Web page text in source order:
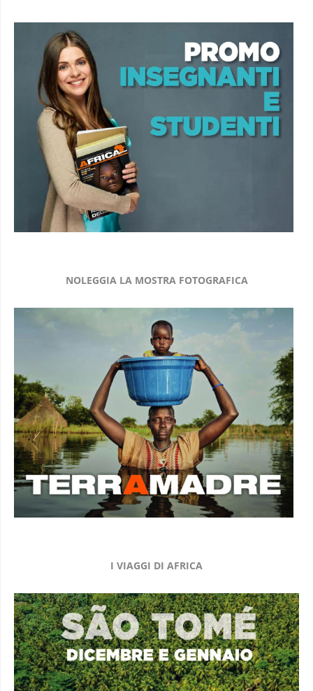
NOLEGGIA LA MOSTRA FOTOGRAFICA
I VIAGGI DI AFRICA